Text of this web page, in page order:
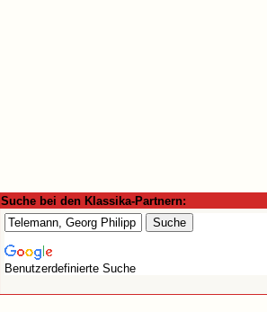
Suche bei den Klassika-Partnern:
Benutzerdefinierte Suche